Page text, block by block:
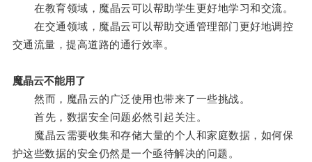
在教育领域，魔晶云可以帮助学生更好地学习和交流。
在交通领域，魔晶云可以帮助交通管理部门更好地调控
交通流量，提高道路的通行效率。
魔晶云不能用了
然而，魔晶云的广泛使用也带来了一些挑战。
首先，数据安全问题必然引起关注。
魔晶云需要收集和存储大量的个人和家庭数据，如何保
护这些数据的安全仍然是一个亟待解决的问题。